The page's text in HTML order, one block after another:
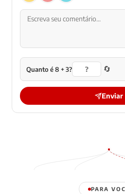
Quanto é 8 + 3? 🔄
Enviar
PARA